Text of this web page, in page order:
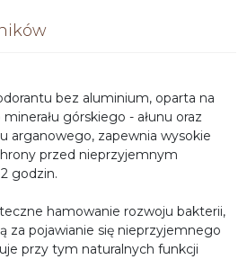
bez aluminium, oparta na
górskiego - ałunu oraz
arganowego, zapewnia wysokie
przed nieprzyjemnym
godzin.
hamowanie rozwoju bakterii,
za pojawianie się nieprzyjemnego
przy tym naturalnych funkcji